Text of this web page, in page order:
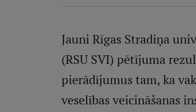
Jauni Rīgas Stradiņa
(RSU SVI) pētījuma
pierādījumus tam, ka
veselības veicināšanas